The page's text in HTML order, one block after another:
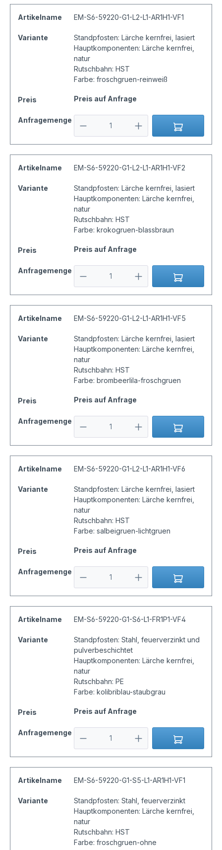
Artikelname EM-S6-59220-G1-L2-L1-AR1H1-VF1
Variante
Standpfosten: Lärche kernfrei, lasiert
Hauptkomponenten: Lärche kernfrei,
natur
Rutschbahn: HST
Farbe: froschgruen-reinweiß
Preis Preis auf Anfrage
Anfragemenge
Artikelname EM-S6-59220-G1-L2-L1-AR1H1-VF2
Variante
Standpfosten: Lärche kernfrei, lasiert
Hauptkomponenten: Lärche kernfrei,
natur
Rutschbahn: HST
Farbe: krokogruen-blassbraun
Preis Preis auf Anfrage
Anfragemenge
Artikelname EM-S6-59220-G1-L2-L1-AR1H1-VF5
Variante
Standpfosten: Lärche kernfrei, lasiert
Hauptkomponenten: Lärche kernfrei,
natur
Rutschbahn: HST
Farbe: brombeerlila-froschgruen
Preis Preis auf Anfrage
Anfragemenge
Artikelname EM-S6-59220-G1-L2-L1-AR1H1-VF6
Variante
Standpfosten: Lärche kernfrei, lasiert
Hauptkomponenten: Lärche kernfrei,
natur
Rutschbahn: HST
Farbe: salbeigruen-lichtgruen
Preis Preis auf Anfrage
Anfragemenge
Artikelname EM-S6-59220-G1-S6-L1-FR1P1-VF4
Variante
Standpfosten: Stahl, feuerverzinkt und
pulverbeschichtet
Hauptkomponenten: Lärche kernfrei,
natur
Rutschbahn: PE
Farbe: kolibriblau-staubgrau
Preis Preis auf Anfrage
Anfragemenge
Artikelname EM-S6-59220-G1-S5-L1-AR1H1-VF1
Variante
Standpfosten: Stahl, feuerverzinkt
Hauptkomponenten: Lärche kernfrei,
natur
Rutschbahn: HST
Farbe: froschgruen-ohne